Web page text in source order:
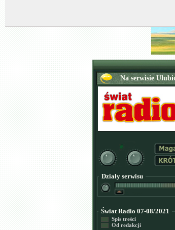
Działy serwisu
Świat Radio 07-08/2021
Spis treści
Od redakcji